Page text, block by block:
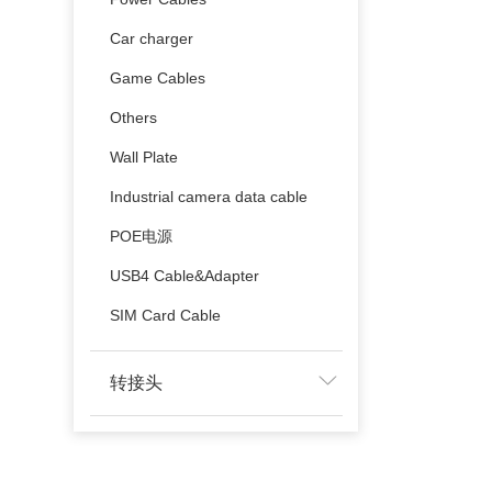
Car charger
Game Cables
Others
Wall Plate
Industrial camera data cable
POE电源
USB4 Cable&Adapter
SIM Card Cable
转接头